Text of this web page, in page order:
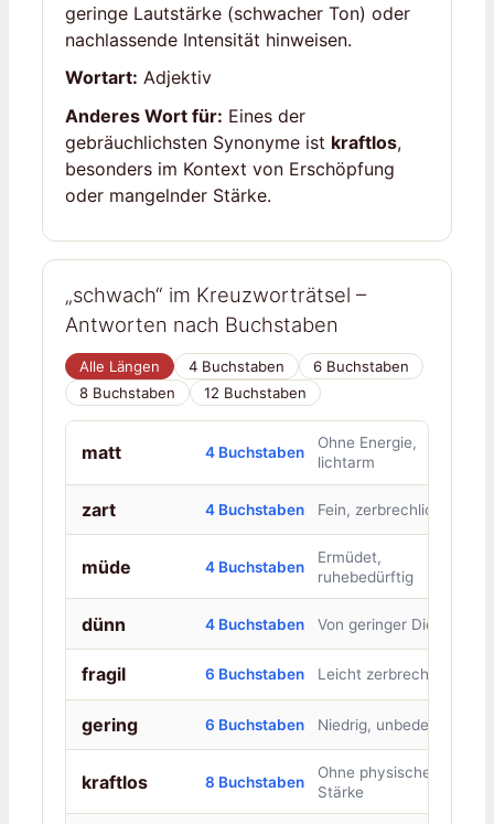
geringe Lautstärke (schwacher Ton) oder
nachlassende Intensität hinweisen.
Wortart: Adjektiv
Anderes Wort für: Eines der
gebräuchlichsten Synonyme ist kraftlos,
besonders im Kontext von Erschöpfung
oder mangelnder Stärke.
„schwach“ im Kreuzworträtsel –
Antworten nach Buchstaben
Alle Längen 4 Buchstaben
6 Buchstaben
8 Buchstaben
12 Buchstaben
matt 4 Buchstaben
Ohne Energie,
lichtarm
zart 4 Buchstaben Fein, zerbrechlich
müde 4 Buchstaben
Ermüdet,
ruhebedürftig
dünn 4 Buchstaben Von geringer Dicke
fragil 6 Buchstaben Leicht zerbrechlich
gering 6 Buchstaben Niedrig, unbedeutend
kraftlos 8 Buchstaben
Ohne physische
Stärke